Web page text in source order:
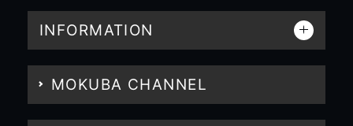
INFORMATION
MOKUBA CHANNEL